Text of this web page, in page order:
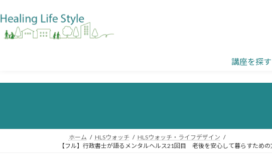
講座を探す
ホーム HLSウォッチ
HLSウォッチ・ライフデザイン
【フル】行政書士が語るメンタルヘルス21回目 老後を安心して暮らすため